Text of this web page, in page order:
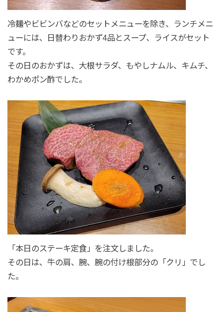
冷麺やビビンバなどのセットメニューを除き、ランチメニ
ューには、日替わりおかず4品とスープ、ライスがセット
です。
その日のおかずは、大根サラダ、もやしナムル、キムチ、
わかめポン酢でした。
「本日のステーキ定食」を注文しました。
その日は、牛の肩、腕、腕の付け根部分の「クリ」でし
た。